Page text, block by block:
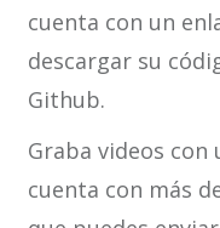
cuenta con un
descargar su
Github.
Graba videos con
cuenta con más